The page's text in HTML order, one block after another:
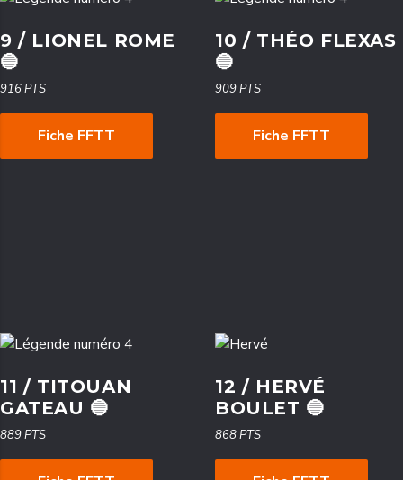
9 / LIONEL ROME
🔵
916 PTS
Fiche FFTT
10 / THÉO FLEXAS
🔵
909 PTS
Fiche FFTT
11 / TITOUAN
GATEAU 🔵
889 PTS
12 / HERVÉ
BOULET 🔵
868 PTS